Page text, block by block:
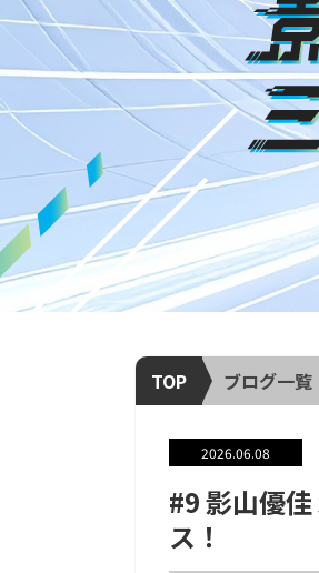
TOP ブログ一覧
2026.06.08
#9 影山優
ス！